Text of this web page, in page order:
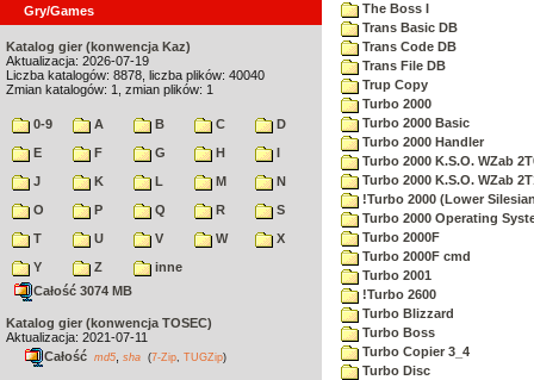
Gry/Games
Katalog gier (konwencja Kaz)
Aktualizacja: 2026-07-19
Liczba katalogów: 8878, liczba plików: 40040
Zmian katalogów: 1, zmian plików: 1
0-9 A B C
D
E
F G H
I
J
K L M
N
O
P Q R
S
T
U V W
X
Y
Z
inne
Całość 3074 MB
Katalog gier (konwencja TOSEC)
Aktualizacja: 2021-07-11
Całość md5 sha (7-Zip TUGZip)
The Boss I
Trans Basic DB
Trans Code DB
Trans File DB
Trup Copy
Turbo 2000
Turbo 2000 Basic
Turbo 2000 Handler
Turbo 2000 K.S.O. WZab
Turbo 2000 K.S.O. WZab
!Turbo 2000 (Lower
Turbo 2000 Operating
Turbo 2000F
Turbo 2000F cmd
Turbo 2001
!Turbo 2600
Turbo Blizzard
Turbo Boss
Turbo Copier 3_4
Turbo Disc